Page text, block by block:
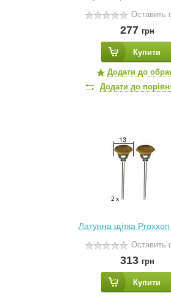
Оставить
277 грн
Купити
Додати до
Додати до
Латунна щітка
Оставить
313 грн
Купити